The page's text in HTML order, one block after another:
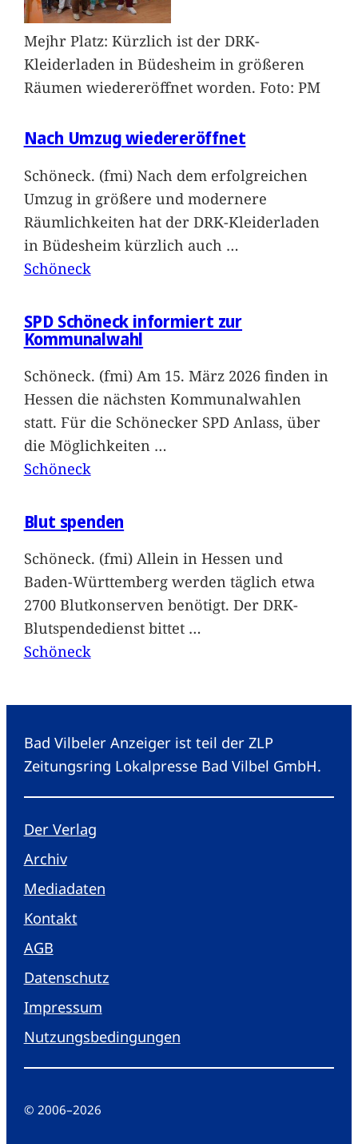
Mejhr Platz: Kürzlich ist der DRK-
Kleiderladen in Büdesheim in größeren
Räumen wiedereröffnet worden. Foto: PM
Nach Umzug wiedereröffnet
Schöneck. (fmi) Nach dem erfolgreichen
Umzug in größere und modernere
Räumlichkeiten hat der DRK-Kleiderladen
in Büdesheim kürzlich auch …
Schöneck
SPD Schöneck informiert zur
Kommunalwahl
Schöneck. (fmi) Am 15. März 2026 finden in
Hessen die nächsten Kommunalwahlen
statt. Für die Schönecker SPD Anlass, über
die Möglichkeiten …
Schöneck
Blut spenden
Schöneck. (fmi) Allein in Hessen und
Baden-Württemberg werden täglich etwa
2700 Blutkonserven benötigt. Der DRK-
Blutspendedienst bittet …
Schöneck
Bad Vilbeler Anzeiger ist teil der ZLP
Zeitungsring Lokalpresse Bad Vilbel GmbH.
Der Verlag
Archiv
Mediadaten
Kontakt
AGB
Datenschutz
Impressum
Nutzungsbedingungen
© 2006–2026